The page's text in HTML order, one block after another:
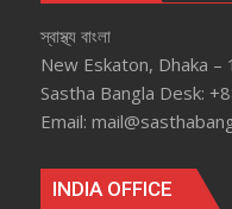
স্বাস্থ্য বাংলা
New Eskaton, Dhaka –
Sastha Bangla Desk:
Email:
INDIA OFFICE